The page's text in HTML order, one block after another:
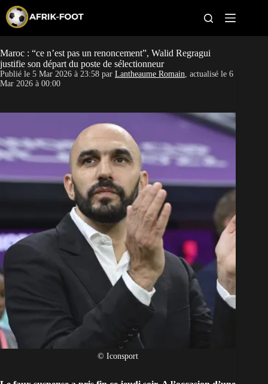
p
t
o
c
o
e
CAN féminine
Pays
Clubs
Classement
Paris sportifs
Maroc : “ce n’est pas un renoncement”, Walid Regragui
justifie son départ du poste de sélectionneur
Publié le 5 Mar 2026 à 23:58 par Lantheaume Romain, actualisé le 6
Mar 2026 à 00:00
© Iconsport